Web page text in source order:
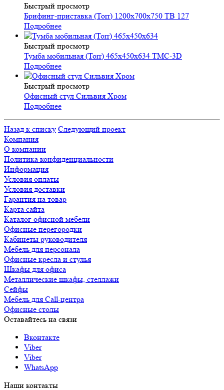
Быстрый просмотр
Брифинг-приставка (Torr) 1200x700x750 ТВ 127
Подробнее
Быстрый просмотр
Тумба мобильная (Torr) 465x450x634 ТМС-3D
Подробнее
Быстрый просмотр
Офисный стул Сильвия Хром
Подробнее
Назад к списку Следующий проект
Компания
О компании
Политика конфиденциальности
Информация
Условия оплаты
Условия доставки
Гарантия на товар
Карта сайта
Каталог офисной мебели
Офисные перегородки
Кабинеты руководителя
Мебель для персонала
Офисные кресла и стулья
Шкафы для офиса
Металлические шкафы, стеллажи
Сейфы
Мебель для Call-центра
Офисные столы
Оставайтесь на связи
Вконтакте
Viber
Viber
WhatsApp
Наши контакты